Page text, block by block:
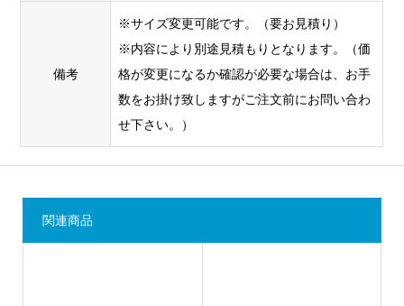
備考
※サイズ変更可能です。（要お見積り）
※内容により別途見積もりとなります。（価
格が変更になるか確認が必要な場合は、お手
数をお掛け致しますがご注文前にお問い合わ
せ下さい。）
関連商品